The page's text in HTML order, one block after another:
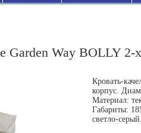
Garden Way BOLLY 2-
Кровать-
корпус.
Материал:
Габариты:
светло-серый.